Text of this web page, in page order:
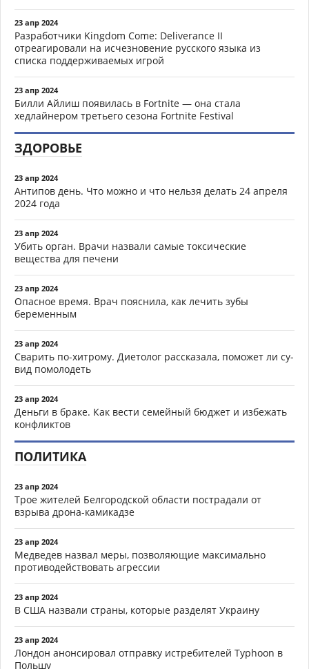
23 апр 2024
Разработчики Kingdom Come: Deliverance II
отреагировали на исчезновение русского языка из
списка поддерживаемых игрой
23 апр 2024
Билли Айлиш появилась в Fortnite — она стала
хедлайнером третьего сезона Fortnite Festival
ЗДОРОВЬЕ
23 апр 2024
Антипов день. Что можно и что нельзя делать 24 апреля
2024 года
23 апр 2024
Убить орган. Врачи назвали самые токсические
вещества для печени
23 апр 2024
Опасное время. Врач пояснила, как лечить зубы
беременным
23 апр 2024
Сварить по-хитрому. Диетолог рассказала, поможет ли су-
вид помолодеть
23 апр 2024
Деньги в браке. Как вести семейный бюджет и избежать
конфликтов
ПОЛИТИКА
23 апр 2024
Трое жителей Белгородской области пострадали от
взрыва дрона-камикадзе
23 апр 2024
Медведев назвал меры, позволяющие максимально
противодействовать агрессии
23 апр 2024
В США назвали страны, которые разделят Украину
23 апр 2024
Лондон анонсировал отправку истребителей Typhoon в
Польшу